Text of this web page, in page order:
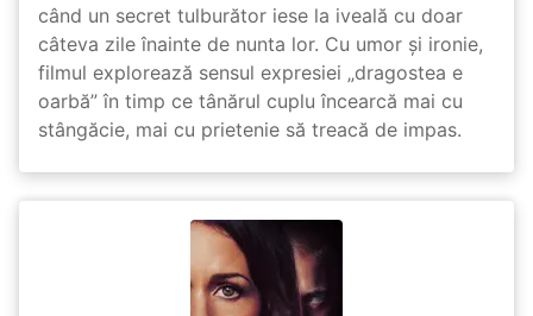
când un secret tulburător iese la iveală cu doar
câteva zile înainte de nunta lor. Cu umor și ironie,
filmul explorează sensul expresiei „dragostea e
oarbă” în timp ce tânărul cuplu încearcă mai cu
stângăcie, mai cu prietenie să treacă de impas.